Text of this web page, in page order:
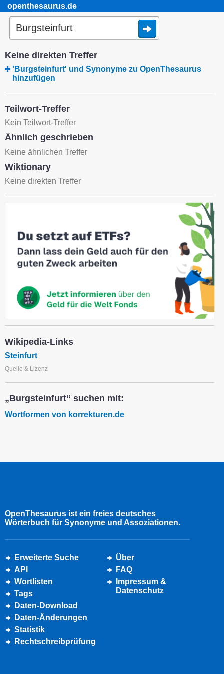
openthesaurus.de
Keine direkten Treffer
'Burgsteinfurt' und Synonyme zu OpenThesaurus
hinzufügen
Teilwort-Treffer
Kein Teilwort-Treffer
Ähnlich geschrieben
Keine ähnlichen Treffer
Wiktionary
Keine direkten Treffer
Wikipedia-Links
Steinfurt
Quelle & Lizenz
„Burgsteinfurt“ suchen mit:
Wortformen von korrekturen.de
OpenThesaurus ist ein freies deutsches
Wörterbuch für Synonyme und Assoziationen.
Erweiterte Suche
API
Wortlisten
Tags
Daten-Download
Daten-Änderungen
Statistik
Rechtschreibprüfung
Über
FAQ
Impressum &
Datenschutz